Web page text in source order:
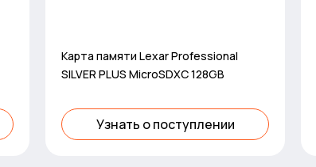
Карта памяти Lexar Professional
SILVER PLUS MicroSDXC 128GB
Узнать о поступлении